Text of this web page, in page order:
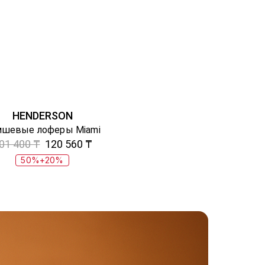
HENDERSON
лоферы Miami
400 ₸ 120 560 ₸
50%+20%